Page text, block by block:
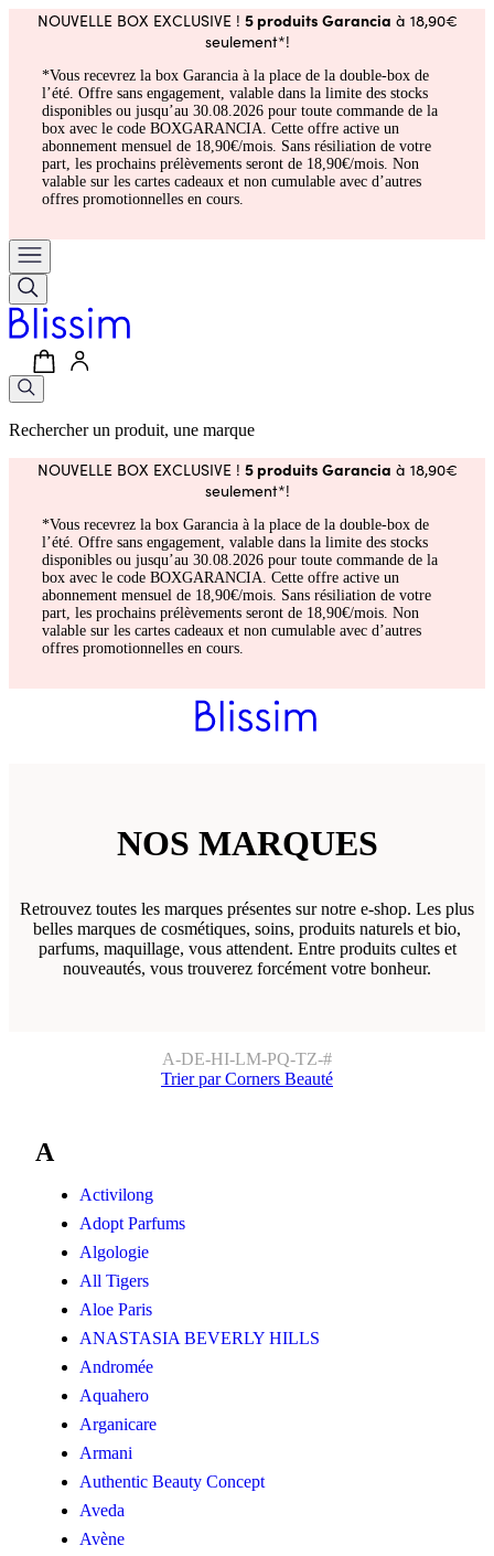
NOUVELLE BOX EXCLUSIVE ! 5 produits Garancia à 18,90€
seulement*!
*Vous recevrez la box Garancia à la place de la double-box de
l’été. Offre sans engagement, valable dans la limite des stocks
disponibles ou jusqu’au 30.08.2026 pour toute commande de la
box avec le code BOXGARANCIA. Cette offre active un
abonnement mensuel de 18,90€/mois. Sans résiliation de votre
part, les prochains prélèvements seront de 18,90€/mois. Non
valable sur les cartes cadeaux et non cumulable avec d’autres
offres promotionnelles en cours.
Rechercher un produit, une marque
NOUVELLE BOX EXCLUSIVE ! 5 produits Garancia à 18,90€
seulement*!
*Vous recevrez la box Garancia à la place de la double-box de
l’été. Offre sans engagement, valable dans la limite des stocks
disponibles ou jusqu’au 30.08.2026 pour toute commande de la
box avec le code BOXGARANCIA. Cette offre active un
abonnement mensuel de 18,90€/mois. Sans résiliation de votre
part, les prochains prélèvements seront de 18,90€/mois. Non
valable sur les cartes cadeaux et non cumulable avec d’autres
offres promotionnelles en cours.
NOS MARQUES
Retrouvez toutes les marques présentes sur notre e-shop. Les plus
belles marques de cosmétiques, soins, produits naturels et bio,
parfums, maquillage, vous attendent. Entre produits cultes et
nouveautés, vous trouverez forcément votre bonheur.
A-DE-HI-LM-PQ-TZ-#
Trier par Corners Beauté
A
Activilong
Adopt Parfums
Algologie
All Tigers
Aloe Paris
ANASTASIA BEVERLY HILLS
Andromée
Aquahero
Arganicare
Armani
Authentic Beauty Concept
Aveda
Avène